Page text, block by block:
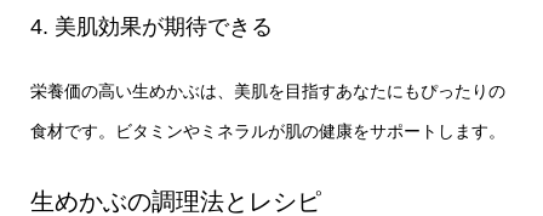
4. 美肌効果が期待できる
栄養価の高い生めかぶは、美肌を目指すあなたにもぴったりの
食材です。ビタミンやミネラルが肌の健康をサポートします。
生めかぶの調理法とレシピ